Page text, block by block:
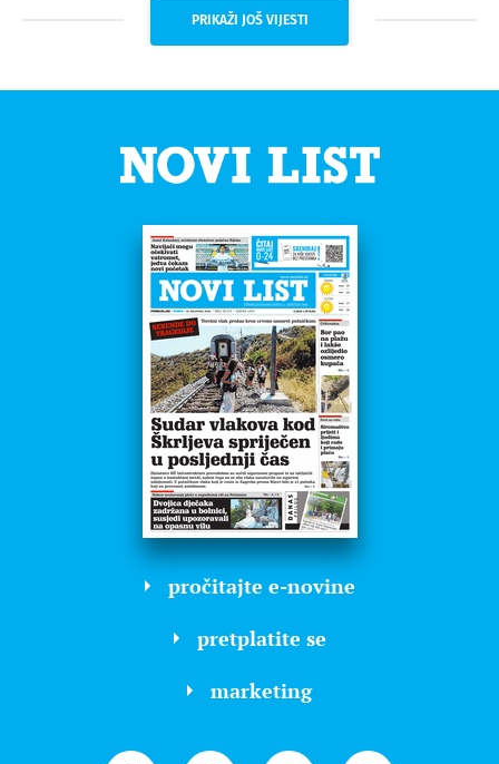
PRIKAŽI JOŠ VIJESTI
pročitajte e-novine
pretplatite se
marketing